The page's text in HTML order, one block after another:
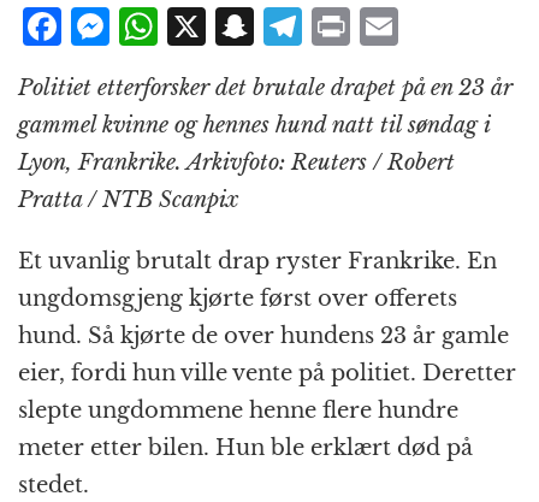
F
a
c
e
b
o
o
k
M
ss
e
n
g
e
r
W
h
at
s
A
p
p
X S
n
a
p
c
at
T
el
e
g
r
m
P
n
t
m
ai
l
Politiet etterforsker det brutale drapet på en 23 år
gammel kvinne og hennes hund natt til søndag i
Lyon, Frankrike. Arkivfoto: Reuters / Robert
Pratta / NTB Scanpix
Et uvanlig brutalt drap ryster Frankrike. En
ungdomsgjeng kjørte først over offerets
hund. Så kjørte de over hundens 23 år gamle
eier, fordi hun ville vente på politiet. Deretter
slepte ungdommene henne flere hundre
meter etter bilen. Hun ble erklært død på
stedet.